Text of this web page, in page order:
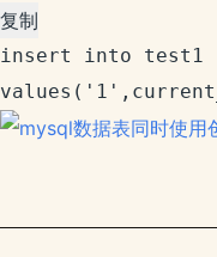
复制
insert into test1